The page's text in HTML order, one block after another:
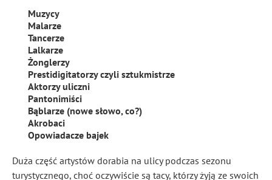
Muzycy
Malarze
Tancerze
Lalkarze
Żonglerzy
Prestidigitatorzy czyli sztukmistrze
Aktorzy uliczni
Pantonimiści
Bąblarze (nowe słowo, co?)
Akrobaci
Opowiadacze bajek
Duża część artystów dorabia na ulicy podczas sezonu
turystycznego, choć oczywiście są tacy, którzy żyją ze swoich